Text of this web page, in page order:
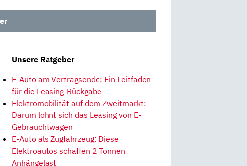
Unsere Ratgeber
E-Auto am Vertragsende: Ein Leitfaden
für die Leasing-Rückgabe
Elektromobilität auf dem Zweitmarkt:
Darum lohnt sich das Leasing von E-
Gebrauchtwagen
E-Auto als Zugfahrzeug: Diese
Elektroautos schaffen 2 Tonnen
Anhängelast